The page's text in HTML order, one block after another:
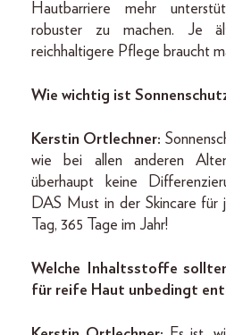
Hautbarriere mehr
robuster zu machen. Je
reichhaltigere Pflege braucht
Wie wichtig ist
Kerstin Ortlechner:
wie bei allen anderen
überhaupt keine
DAS Must in der Skincare für
Tag, 365 Tage im Jahr!
Welche Inhaltsstoffe
für reife Haut unbedingt